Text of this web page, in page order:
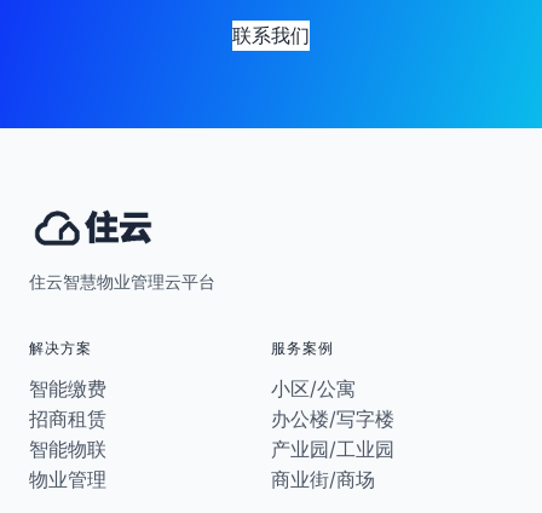
联系我们
住云智慧物业管理云平台
解决方案
智能缴费
招商租赁
智能物联
物业管理
服务案例
小区/公寓
办公楼/写字楼
产业园/工业园
商业街/商场